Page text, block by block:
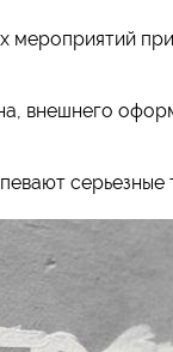
мероприятий
внешнего